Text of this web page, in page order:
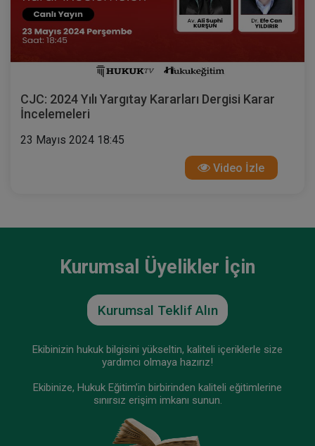
CJC: 2024 Yılı Yargıtay Kararları Dergisi Karar
İncelemeleri
23 Mayıs 2024 18:45
Video İzle
Kurumsal Üyelikler İçin
Kurumsal Teklif Alın
Ekibinizin hukuk bilgisini yükseltin, kaliteli içeriklerle size
yardımcı olmaya hazırız!
Ekibinize, Hukuk Eğitim’in birbirinden kaliteli eğitimlerine
sınırsız erişim imkanı sunun.